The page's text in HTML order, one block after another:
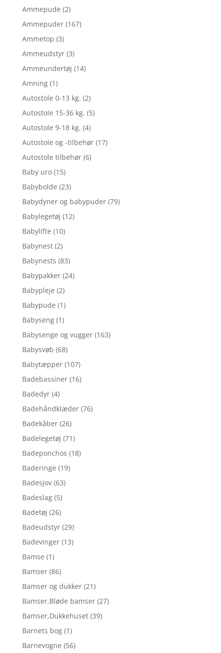
Ammepude (2)
Ammepuder (167)
Ammetop (3)
Ammeudstyr (3)
Ammeundertøj (14)
Amning (1)
Autostole 0-13 kg. (2)
Autostole 15-36 kg. (5)
Autostole 9-18 kg. (4)
Autostole og -tilbehør (17)
Autostole tilbehør (6)
Baby uro (15)
Babybolde (23)
Babydyner og babypuder (79)
Babylegetøj (12)
Babylifte (10)
Babynest (2)
Babynests (83)
Babypakker (24)
Babypleje (2)
Babypude (1)
Babyseng (1)
Babysenge og vugger (163)
Babysvøb (68)
Babytæpper (107)
Badebassiner (16)
Badedyr (4)
Badehåndklæder (76)
Badekåber (26)
Badelegetøj (71)
Badeponchos (18)
Baderinge (19)
Badesjov (63)
Badeslag (5)
Badetøj (26)
Badeudstyr (29)
Badevinger (13)
Bamse (1)
Bamser (86)
Bamser og dukker (21)
Bamser,Bløde bamser (27)
Bamser,Dukkehuset (39)
Barnets bog (1)
Barnevogne (56)